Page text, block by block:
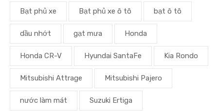
Bạt phủ xe Bạt phủ xe ô tô bạt ô tô
dầu nhớt gạt mưa Honda
Honda CR-V Hyundai SantaFe Kia Rondo
Mitsubishi Attrage Mitsubishi Pajero
nước làm mát Suzuki Ertiga